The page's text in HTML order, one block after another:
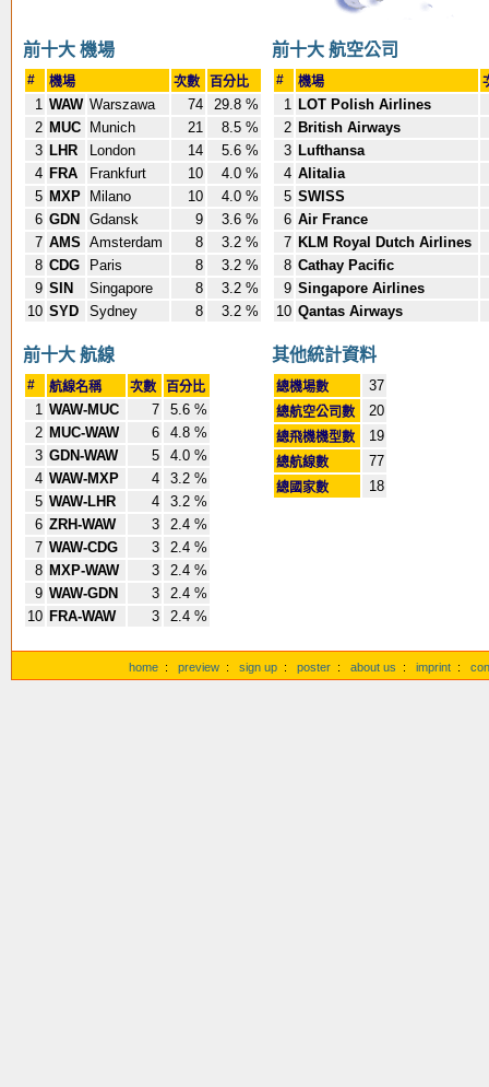
前十大 機場
# 機場 次數 百分比
1 WAW Warszawa 74
29.8 %
2 MUC Munich 21
8.5 %
3 LHR London 14
5.6 %
4 FRA Frankfurt 10
4.0 %
5 MXP Milano 10
4.0 %
6 GDN Gdansk 9
3.6 %
7 AMS Amsterdam 8
3.2 %
8 CDG Paris 8
3.2 %
9 SIN Singapore 8
3.2 %
10 SYD Sydney 8 3.2 %
前十大 航空公司
# 機場
1 LOT Polish Airlines
2 British Airways
3 Lufthansa
4 Alitalia
5 SWISS
6 Air France
7 KLM Royal Dutch Airlines
8 Cathay Pacific
9 Singapore Airlines
10 Qantas Airways
前十大 航線
# 航線名稱 次數 百分比
1 WAW-MUC 7
5.6 %
2 MUC-WAW 6
4.8 %
3 GDN-WAW 5
4.0 %
4 WAW-MXP 4
3.2 %
5 WAW-LHR 4
3.2 %
6 ZRH-WAW 3
2.4 %
7 WAW-CDG 3
2.4 %
8 MXP-WAW 3
2.4 %
9 WAW-GDN 3
2.4 %
10 FRA-WAW 3 2.4 %
其他統計資料
總機場數 37
總航空公司數 20
總飛機機型數 19
總航線數 77
總國家數 18
home : preview : sign up : poster : about us : imprint :